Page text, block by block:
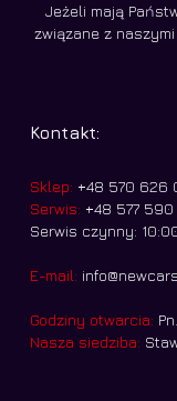
Jeżeli mają
związane z
Kontakt:
Sklep: +48 570 626
Serwis: +48 577 590
Serwis czynny:
E-mail:
Godziny otwarcia:
Nasza siedziba: